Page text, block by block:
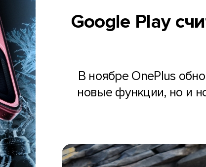
Google Play
В ноябре OnePlus
новые функции, но и